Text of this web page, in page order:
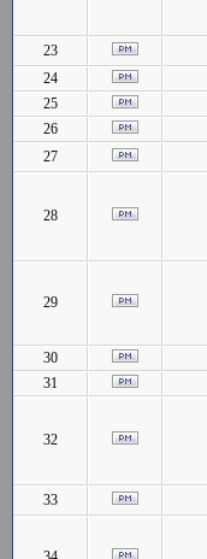
23
24
25
26
27
28
29
30
31
32
33